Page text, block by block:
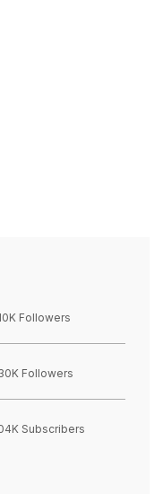
Followers
Followers
Subscribers